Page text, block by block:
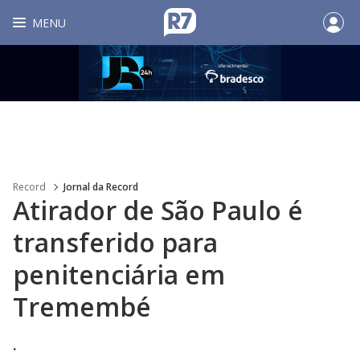
MENU
Record Jornal da Record
Atirador de São Paulo é
transferido para
penitenciária em
Tremembé
.